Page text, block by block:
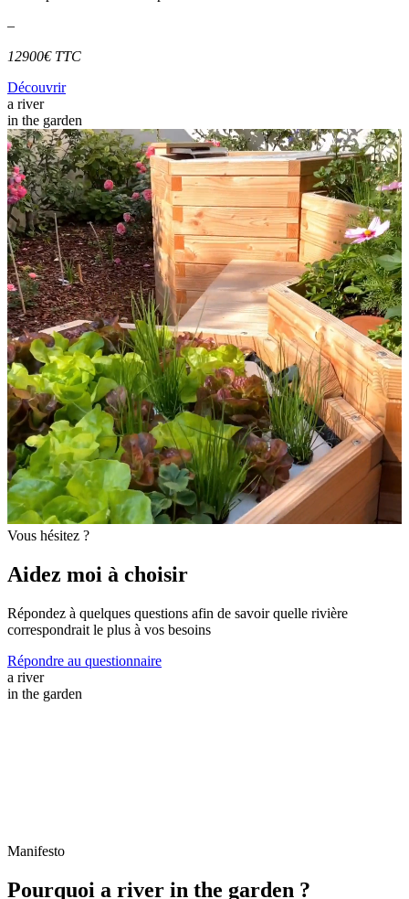
–
12900€ TTC
Découvrir
a river
in the garden
Vous hésitez ?
Aidez moi à choisir
Répondez à quelques questions afin de savoir quelle rivière
correspondrait le plus à vos besoins
Répondre au questionnaire
a river
in the garden
Manifesto
Pourquoi a river in the garden ?